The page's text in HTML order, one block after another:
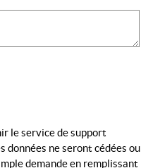
le service de support
données ne seront cédées ou
demande en remplissant